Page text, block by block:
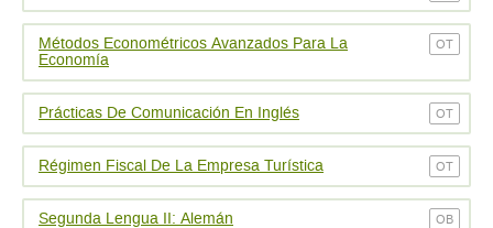
Métodos Econométricos Avanzados Para La
Economía
OT
Prácticas De Comunicación En Inglés OT
Régimen Fiscal De La Empresa Turística OT
Segunda Lengua II: Alemán OB